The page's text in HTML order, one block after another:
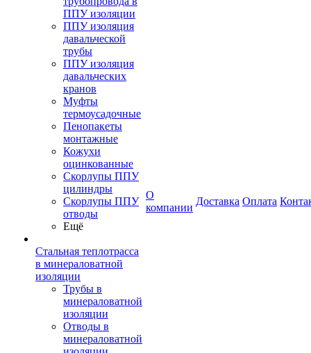
ППУ изоляции
ППУ изоляция
давальческой
трубы
ППУ изоляция
давальческих
кранов
Муфты
термоусадочные
Пенопакеты
монтажные
Кожухи
оцинкованные
Скорлупы ППУ
цилиндры
Скорлупы ППУ
отводы
Ещё
Стальная теплотрасса
в минераловатной
изоляции
Трубы в
минераловатной
изоляции
Отводы в
минераловатной
О
компании
Доставка Оплата